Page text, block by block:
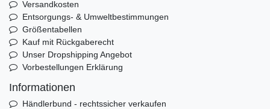
Versandkosten
Entsorgungs- & Umweltbestimmungen
Größentabellen
Kauf mit Rückgaberecht
Unser Dropshipping Angebot
Vorbestellungen Erklärung
Informationen
Händlerbund - rechtssicher verkaufen